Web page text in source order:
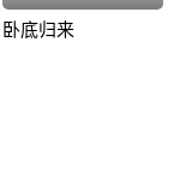
卧底归来